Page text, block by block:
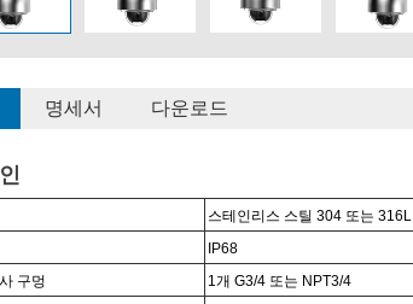
명세서 다운로드
스테인리스 스틸 304 또는 316L
IP68
구멍
1개 G3/4 또는 NPT3/4